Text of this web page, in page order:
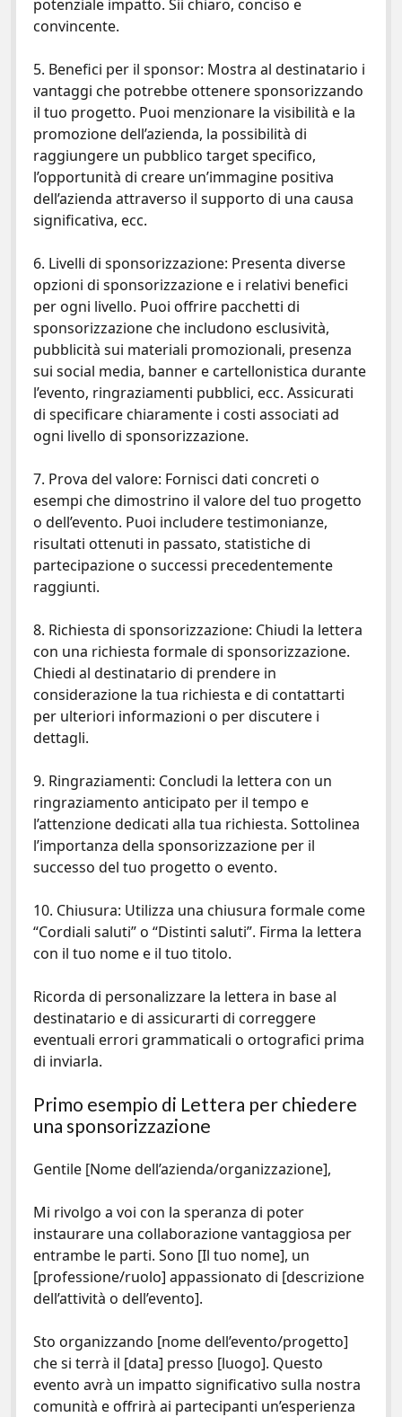
potenziale impatto. Sii chiaro, conciso e
convincente.
5. Benefici per il sponsor: Mostra al destinatario i
vantaggi che potrebbe ottenere sponsorizzando
il tuo progetto. Puoi menzionare la visibilità e la
promozione dell’azienda, la possibilità di
raggiungere un pubblico target specifico,
l’opportunità di creare un’immagine positiva
dell’azienda attraverso il supporto di una causa
significativa, ecc.
6. Livelli di sponsorizzazione: Presenta diverse
opzioni di sponsorizzazione e i relativi benefici
per ogni livello. Puoi offrire pacchetti di
sponsorizzazione che includono esclusività,
pubblicità sui materiali promozionali, presenza
sui social media, banner e cartellonistica durante
l’evento, ringraziamenti pubblici, ecc. Assicurati
di specificare chiaramente i costi associati ad
ogni livello di sponsorizzazione.
7. Prova del valore: Fornisci dati concreti o
esempi che dimostrino il valore del tuo progetto
o dell’evento. Puoi includere testimonianze,
risultati ottenuti in passato, statistiche di
partecipazione o successi precedentemente
raggiunti.
8. Richiesta di sponsorizzazione: Chiudi la lettera
con una richiesta formale di sponsorizzazione.
Chiedi al destinatario di prendere in
considerazione la tua richiesta e di contattarti
per ulteriori informazioni o per discutere i
dettagli.
9. Ringraziamenti: Concludi la lettera con un
ringraziamento anticipato per il tempo e
l’attenzione dedicati alla tua richiesta. Sottolinea
l’importanza della sponsorizzazione per il
successo del tuo progetto o evento.
10. Chiusura: Utilizza una chiusura formale come
“Cordiali saluti” o “Distinti saluti”. Firma la lettera
con il tuo nome e il tuo titolo.
Ricorda di personalizzare la lettera in base al
destinatario e di assicurarti di correggere
eventuali errori grammaticali o ortografici prima
di inviarla.
Primo esempio di Lettera per chiedere
una sponsorizzazione
Gentile [Nome dell’azienda/organizzazione],
Mi rivolgo a voi con la speranza di poter
instaurare una collaborazione vantaggiosa per
entrambe le parti. Sono [Il tuo nome], un
[professione/ruolo] appassionato di [descrizione
dell’attività o dell’evento].
Sto organizzando [nome dell’evento/progetto]
che si terrà il [data] presso [luogo]. Questo
evento avrà un impatto significativo sulla nostra
comunità e offrirà ai partecipanti un’esperienza